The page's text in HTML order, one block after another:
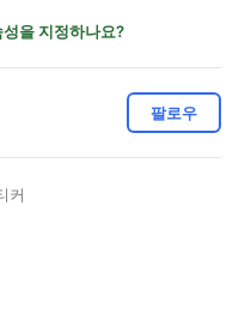
성을 지정하나요?
팔로우
커